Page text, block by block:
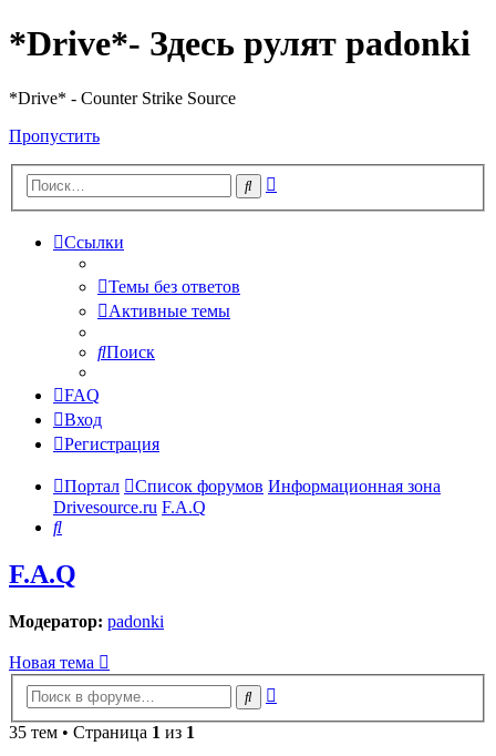
*Drive*- Здесь рулят padonki
*Drive* - Counter Strike Source
Пропустить
Поиск
Ссылки
Темы без ответов
Активные темы
Поиск
FAQ
Вход
Регистрация
Портал Список форумов Информационная зона
Drivesource.ru F.A.Q
Поиск
F.A.Q
Модератор: padonki
Новая тема
Поиск
35 тем • Страница 1 из 1